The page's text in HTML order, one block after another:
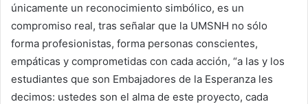
únicamente un reconocimiento simbólico, es un
compromiso real, tras señalar que la UMSNH no sólo
forma profesionistas, forma personas conscientes,
empáticas y comprometidas con cada acción, “a las y los
estudiantes que son Embajadores de la Esperanza les
decimos: ustedes son el alma de este proyecto, cada